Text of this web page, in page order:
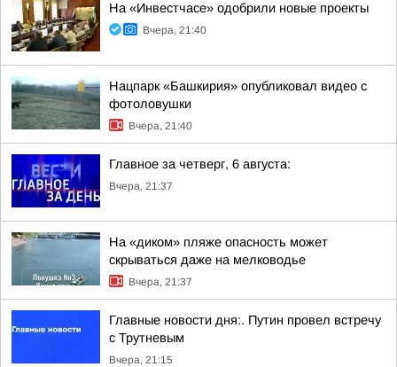
На «Инвестчасе» одобрили новые проекты
Вчера, 21:40
Нацпарк «Башкирия» опубликовал видео с
фотоловушки
Вчера, 21:40
Главное за четверг, 6 августа:
Вчера, 21:37
На «диком» пляже опасность может
скрываться даже на мелководье
Вчера, 21:37
Главные новости дня:. Путин провел встречу
с Трутневым
Вчера, 21:15